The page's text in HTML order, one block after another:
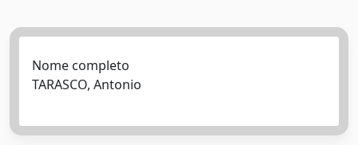
Nome completo
TARASCO, Antonio